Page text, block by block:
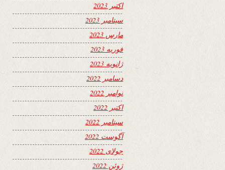
اکتبر 2023
سپتامبر 2023
مارس 2023
فوریه 2023
ژانویه 2023
دسامبر 2022
نوامبر 2022
اکتبر 2022
سپتامبر 2022
آگوست 2022
جولای 2022
ژوئن 2022